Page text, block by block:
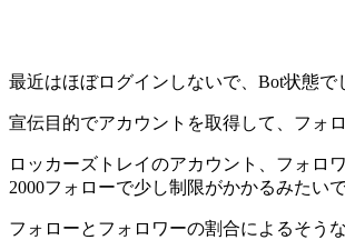
最近はほぼログインしないで、Bot状態で
宣伝目的でアカウントを取得して、フォ
ロッカーズトレイのアカウント、フォロ
2000フォローで少し制限がかかるみたいで
フォローとフォロワーの割合によるそう